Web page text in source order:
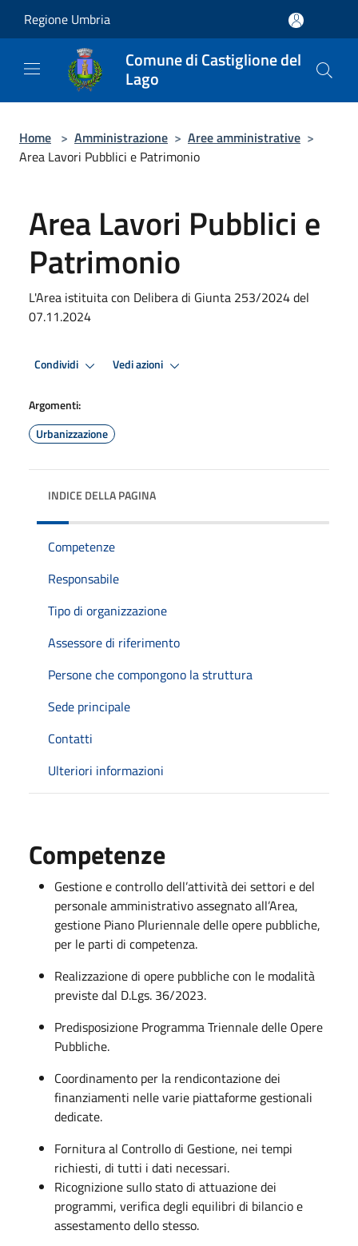
Regione Umbria
Comune di Castiglione del
Lago
Home > Amministrazione > Aree amministrative >
Area Lavori Pubblici e Patrimonio
Area Lavori Pubblici e
Patrimonio
L'Area istituita con Delibera di Giunta 253/2024 del
07.11.2024
Condividi Vedi azioni
Argomenti:
Urbanizzazione
INDICE DELLA PAGINA
Competenze
Responsabile
Tipo di organizzazione
Assessore di riferimento
Persone che compongono la struttura
Sede principale
Contatti
Ulteriori informazioni
Competenze
Gestione e controllo dell’attività dei settori e del
personale amministrativo assegnato all’Area,
gestione Piano Pluriennale delle opere pubbliche,
per le parti di competenza.
Realizzazione di opere pubbliche con le modalità
previste dal D.Lgs. 36/2023.
Predisposizione Programma Triennale delle Opere
Pubbliche.
Coordinamento per la rendicontazione dei
finanziamenti nelle varie piattaforme gestionali
dedicate.
Fornitura al Controllo di Gestione, nei tempi
richiesti, di tutti i dati necessari.
Ricognizione sullo stato di attuazione dei
programmi, verifica degli equilibri di bilancio e
assestamento dello stesso.